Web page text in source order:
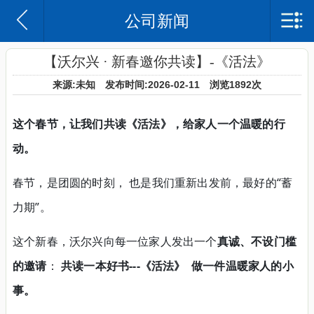
苏州沃尔兴电子科技有限公司
网站首页
沃尔兴简介
企业日记
案例
公司新闻
【沃尔兴 · 新春邀你共读】-《活法》
来源:未知 发布时间:2026-02-11 浏览1892次
这个春节，让我们共读《活法》，给家人一个温暖的行
动。
春节，是团圆的时刻， 也是我们重新出发前，最好的“蓄
力期”。
这个新春，沃尔兴向每一位家人发出一个真诚、不设门槛
的邀请： 共读一本好书---《活法》
做一件温暖家人的小
事。